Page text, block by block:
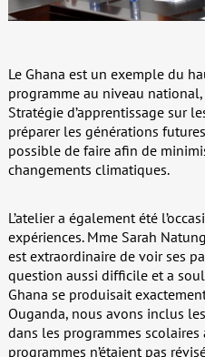
Le Ghana est un exemple du
programme au niveau national,
Stratégie d’apprentissage sur
préparer les générations
possible de faire afin de
changements climatiques.
L’atelier a également été
expériences. Mme Sarah
est extraordinaire de voir ses
question aussi difficile et a
Ghana se produisait
Ouganda, nous avons inclus
dans les programmes
programmes n’étaient pas